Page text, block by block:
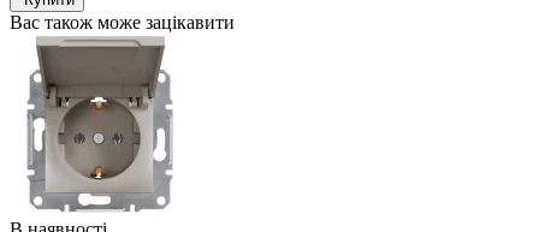
Вас також може зацікавити